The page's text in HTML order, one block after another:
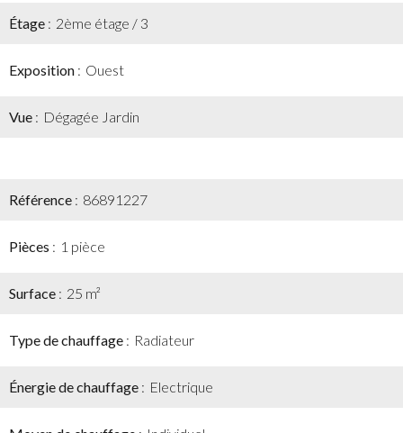
Étage 2ème étage / 3
Exposition Ouest
Vue Dégagée Jardin
Référence 86891227
Pièces 1 pièce
Surface 25 m²
Type de chauffage Radiateur
Énergie de chauffage Electrique